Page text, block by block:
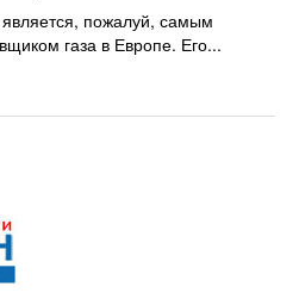
является, пожалуй, самым
газа в Европе. Его...